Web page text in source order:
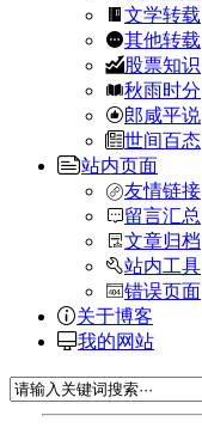
文学转载
其他转载
股票知识
秋雨时分
郎咸平说
世间百态
站内页面
友情链接
留言汇总
文章归档
站内工具
错误页面
关于博客
我的网站